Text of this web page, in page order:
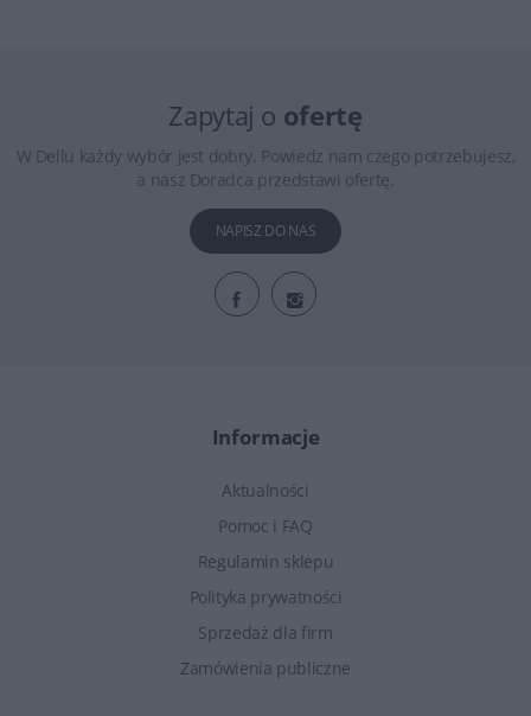
Zapytaj o ofertę
W Dellu każdy wybór jest dobry. Powiedz nam czego potrzebujesz,
a nasz Doradca przedstawi ofertę.
NAPISZ DO NAS
Informacje
Aktualności
Pomoc i FAQ
Regulamin sklepu
Polityka prywatności
Sprzedaż dla firm
Zamówienia publiczne